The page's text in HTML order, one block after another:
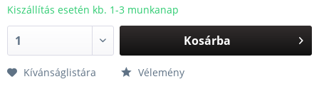
Kiszállítás esetén kb. 1-3 munkanap
Kosárba
Kívánságlistára Vélemény